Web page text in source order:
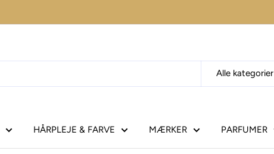
Alle kategorier
HÅRPLEJE & FARVE MÆRKER PARFUMER